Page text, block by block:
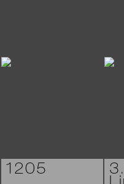
1205